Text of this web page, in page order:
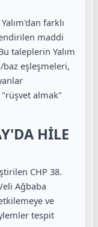
farklı
maddi
taleplerin Yalım
eşleşmeleri,
almak"
HİLE
CHP 38.
Ağbaba
ve
tespit